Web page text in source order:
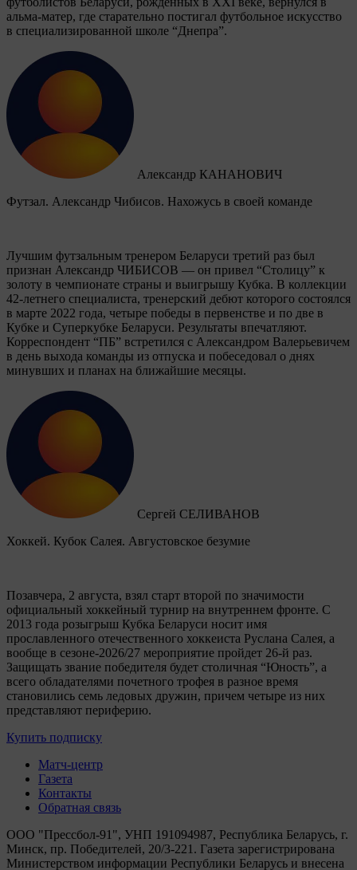
альма-матер, где старательно постигал футбольное искусство
в специализированной школе “Днепра”.
Александр КАНАНОВИЧ
Футзал. Александр Чибисов. Нахожусь в своей команде
Лучшим футзальным тренером Беларуси третий раз был
признан Александр ЧИБИСОВ — он привел “Столицу” к
золоту в чемпионате страны и выигрышу Кубка. В коллекции
42-летнего специалиста, тренерский дебют которого состоялся
в марте 2022 года, четыре победы в первенстве и по две в
Кубке и Суперкубке Беларуси. Результаты впечатляют.
Корреспондент “ПБ” встретился с Александром Валерьевичем
в день выхода команды из отпуска и побеседовал о днях
минувших и планах на ближайшие месяцы.
Сергей СЕЛИВАНОВ
Хоккей. Кубок Салея. Августовское безумие
Позавчера, 2 августа, взял старт второй по значимости
официальный хоккейный турнир на внутреннем фронте. C
2013 года розыгрыш Кубка Беларуси носит имя
прославленного отечественного хоккеиста Руслана Салея, а
вообще в сезоне-2026/27 мероприятие пройдет 26-й раз.
Защищать звание победителя будет столичная “Юность”, а
всего обладателями почетного трофея в разное время
становились семь ледовых дружин, причем четыре из них
представляют периферию.
Купить подписку
Матч-центр
Газета
Контакты
Обратная связь
ООО "Прессбол-91", УНП 191094987, Республика Беларусь, г.
Минск, пр. Победителей, 20/3-221. Газета зарегистрирована
Министерством информации Республики Беларусь и внесена